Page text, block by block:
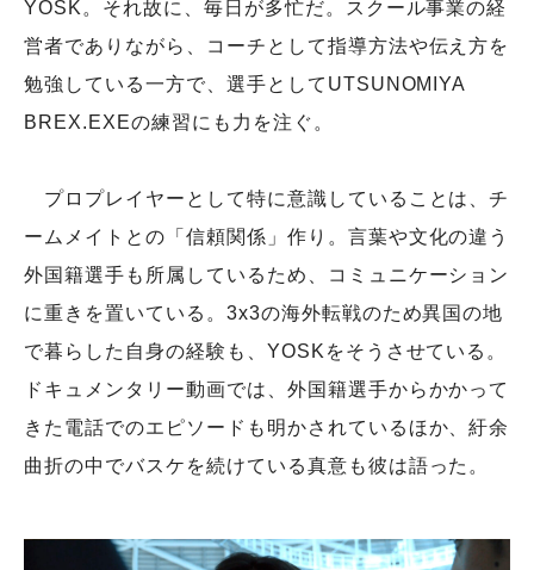
YOSK。それ故に、毎日が多忙だ。スクール事業の経
営者でありながら、コーチとして指導方法や伝え方を
勉強している一方で、選手としてUTSUNOMIYA
BREX.EXEの練習にも力を注ぐ。
プロプレイヤーとして特に意識していることは、チ
ームメイトとの「信頼関係」作り。言葉や文化の違う
外国籍選手も所属しているため、コミュニケーション
に重きを置いている。3x3の海外転戦のため異国の地
で暮らした自身の経験も、YOSKをそうさせている。
ドキュメンタリー動画では、外国籍選手からかかって
きた電話でのエピソードも明かされているほか、紆余
曲折の中でバスケを続けている真意も彼は語った。